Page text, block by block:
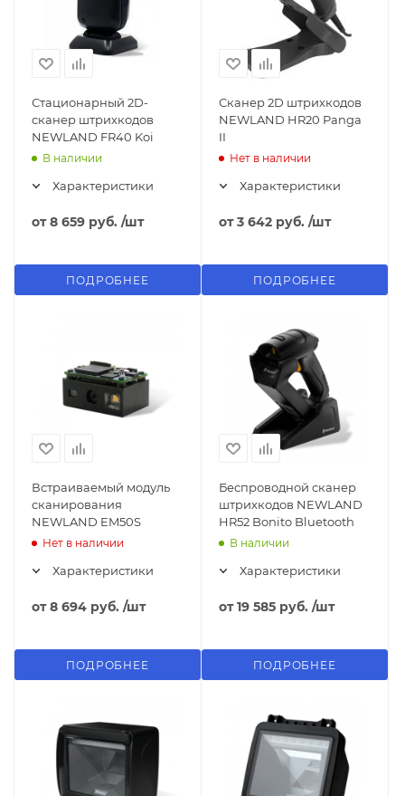
Стационарный 2D-
сканер штрихкодов
NEWLAND FR40 Koi
В наличии
Характеристики
от8 659 руб. /шт
ПОДРОБНЕЕ
Сканер 2D штрихкодов
NEWLAND HR20 Panga
II
Нет в наличии
Характеристики
от3 642 руб. /шт
ПОДРОБНЕЕ
Встраиваемый модуль
сканирования
NEWLAND EM50S
Нет в наличии
Характеристики
от8 694 руб. /шт
ПОДРОБНЕЕ
Беспроводной сканер
штрихкодов NEWLAND
HR52 Bonito Bluetooth
В наличии
Характеристики
от19 585 руб. /шт
ПОДРОБНЕЕ